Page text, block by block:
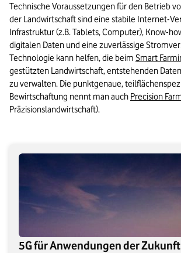
Technische Voraussetzungen für den Betrieb
der Landwirtschaft sind eine stabile Internet-
Infrastruktur (z.B. Tablets, Computer), Know-
digitalen Daten und eine zuverlässige
Technologie kann helfen, die beim Smart
gestützten Landwirtschaft, entstehenden
zu verwalten. Die punktgenaue,
Bewirtschaftung nennt man auch Precision
Präzisionslandwirtschaft).
5G für Anwendungen der Zukunft